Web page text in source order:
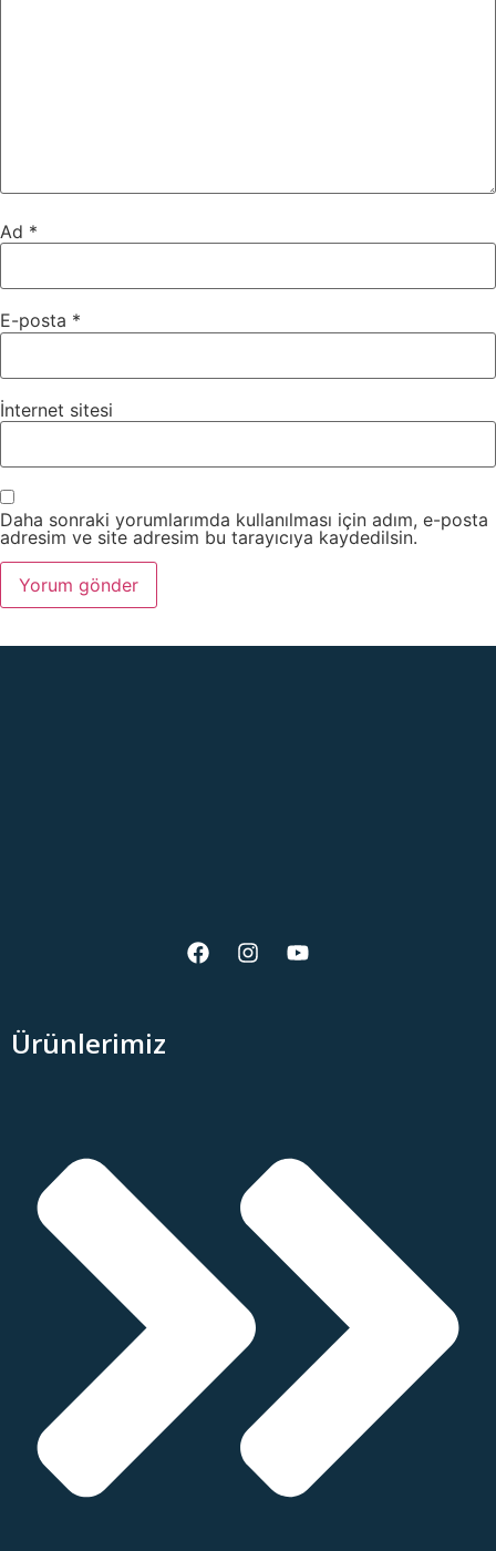
Ad *
E-posta *
İnternet sitesi
Daha sonraki yorumlarımda kullanılması için adım, e-posta
adresim ve site adresim bu tarayıcıya kaydedilsin.
Ürünlerimiz